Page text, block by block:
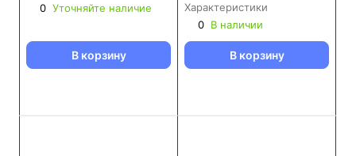
0 Уточняйте наличие
В корзину
Характеристики
0 В наличии
В корзину